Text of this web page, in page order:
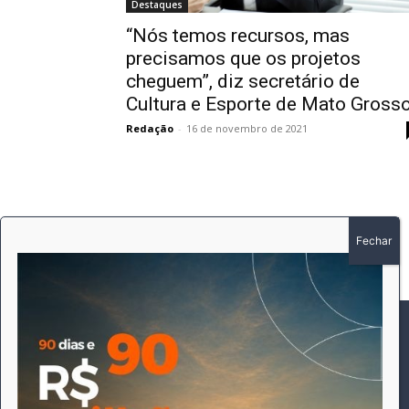
Destaques
“Nós temos recursos, mas
precisamos que os projetos
cheguem”, diz secretário de
Cultura e Esporte de Mato
Redação - 16 de novembro de 2021
SOBRE